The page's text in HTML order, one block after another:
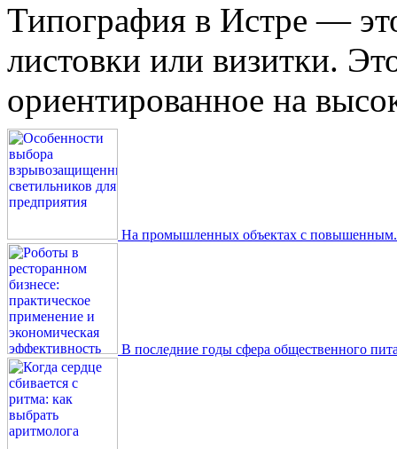
Типография в Истре —
листовки или визитки.
ориентированное на
На промышленных объектах с
В последние годы сфера общественного